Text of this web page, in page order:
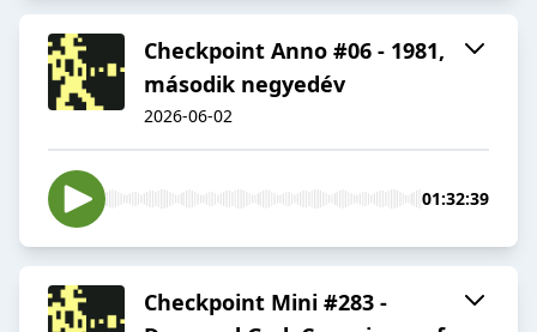
Checkpoint Anno #06 - 1981,
második negyedév
2026-06-02
01:32:39
Checkpoint Mini #283 -